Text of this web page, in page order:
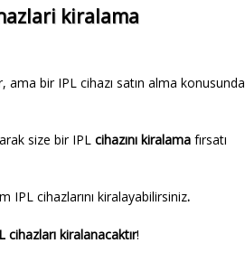
kiralama
ama bir IPL cihazı satın alma konusunda
size bir IPL cihazını kiralama fırsatı
IPL cihazlarını kiralayabilirsiniz.
cihazları kiralanacaktır!